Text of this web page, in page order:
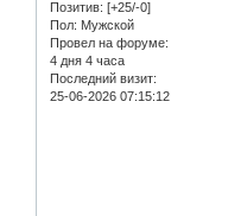
Позитив: [+25/-0]
Пол: Мужской
Провел на форуме:
4 дня 4 часа
Последний визит:
25-06-2026 07:15:12